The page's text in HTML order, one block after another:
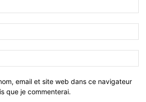
email et site web dans ce navigateur
que je commenterai.